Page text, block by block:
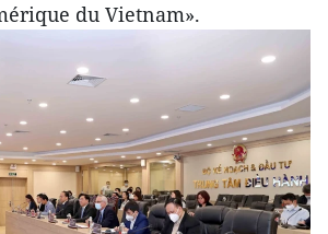
du Vietnam».